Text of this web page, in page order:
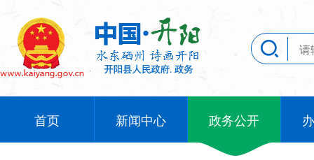
首页 新闻中心 政务公开